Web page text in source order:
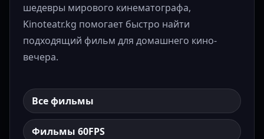
шедевры мирового кинематографа,
Kinoteatr.kg помогает быстро найти
подходящий фильм для домашнего кино-
вечера.
Все фильмы
Фильмы 60FPS